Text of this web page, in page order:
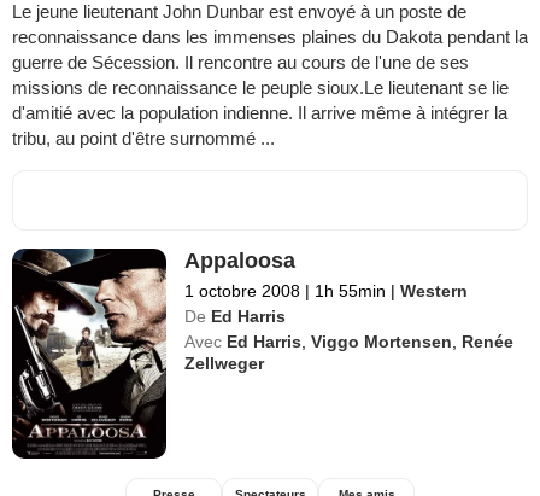
Le jeune lieutenant John Dunbar est envoyé à un poste de
reconnaissance dans les immenses plaines du Dakota pendant la
guerre de Sécession. Il rencontre au cours de l'une de ses
missions de reconnaissance le peuple sioux.Le lieutenant se lie
d'amitié avec la population indienne. Il arrive même à intégrer la
tribu, au point d'être surnommé ...
Appaloosa
1 octobre 2008 | 1h 55min | Western
De Ed Harris
Avec Ed Harris,Viggo Mortensen, Renée
Zellweger